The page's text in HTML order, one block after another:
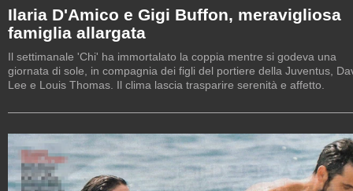
Ilaria D'Amico e Gigi Buffon, meravigliosa
famiglia allargata
Il settimanale 'Chi' ha immortalato la coppia mentre si godeva una
giornata di sole, in compagnia dei figli del portiere della Juventus,
Lee e Louis Thomas. Il clima lascia trasparire serenità e affetto.